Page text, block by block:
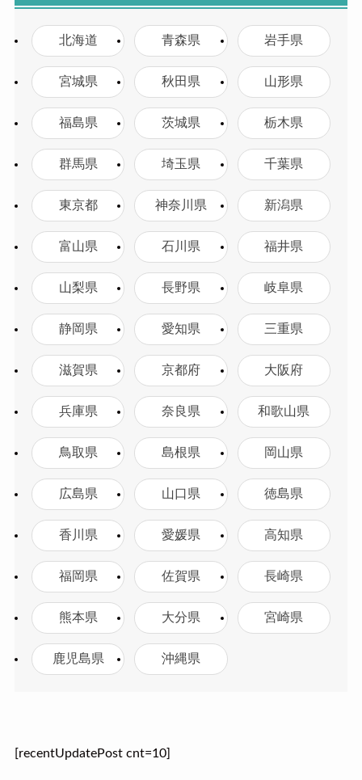
北海道 青森県 岩手県
宮城県 秋田県 山形県
福島県 茨城県 栃木県
群馬県 埼玉県 千葉県
東京都 神奈川県 新潟県
富山県 石川県 福井県
山梨県 長野県 岐阜県
静岡県 愛知県 三重県
滋賀県 京都府 大阪府
兵庫県 奈良県 和歌山県
鳥取県 島根県 岡山県
広島県 山口県 徳島県
香川県 愛媛県 高知県
福岡県 佐賀県 長崎県
熊本県 大分県 宮崎県
鹿児島県 沖縄県
[recentUpdatePost cnt=10]